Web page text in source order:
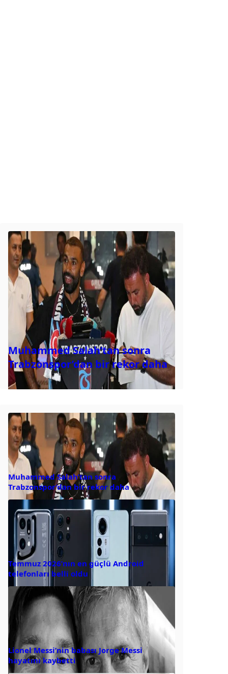
Muhammed Salah’tan sonra
Trabzonspor’dan bir rekor daha
Muhammed Salah’tan sonra
Trabzonspor’dan bir rekor daha
Temmuz 2026’nın en güçlü Android
telefonları belli oldu
Lionel Messi’nin babası Jorge Messi
hayatını kaybetti